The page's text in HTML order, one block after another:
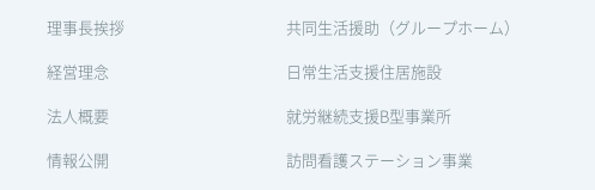
理事長挨拶
経営理念
法人概要
情報公開
共同生活援助（グループホーム）
日常生活支援住居施設
就労継続支援B型事業所
訪問看護ステーション事業